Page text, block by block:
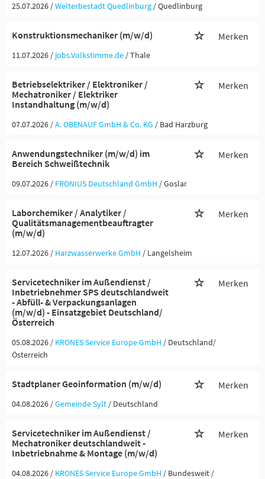
25.07.2026 /Welterbestadt Quedlinburg / Quedlinburg
Konstruktionsmechaniker (m/w/d) Merken
11.07.2026 / jobs.Volkstimme.de / Thale
Betriebselektriker / Elektroniker /
Mechatroniker / Elektriker
Instandhaltung (m/w/d)
Merken
07.07.2026 /A. OBENAUF GmbH & Co. KG / Bad Harzburg
Anwendungstechniker (m/w/d) im
Bereich Schweißtechnik
Merken
09.07.2026 / FRONIUS Deutschland GmbH / Goslar
Laborchemiker / Analytiker /
Qualitätsmanagementbeauftragter
(m/w/d)
Merken
12.07.2026 / Harzwasserwerke GmbH / Langelsheim
Servicetechniker im Außendienst /
Inbetriebnehmer SPS deutschlandweit
- Abfüll- & Verpackungsanlagen
(m/w/d) - Einsatzgebiet Deutschland/
Österreich
Merken
05.08.2026 / KRONES Service Europe GmbH / Deutschland/
Österreich
Stadtplaner Geoinformation (m/w/d) Merken
04.08.2026 /Gemeinde Sylt / Deutschland
Servicetechniker im Außendienst /
Mechatroniker deutschlandweit -
Inbetriebnahme & Montage (m/w/d)
Merken
04.08.2026 / KRONES Service Europe GmbH / Bundesweit /